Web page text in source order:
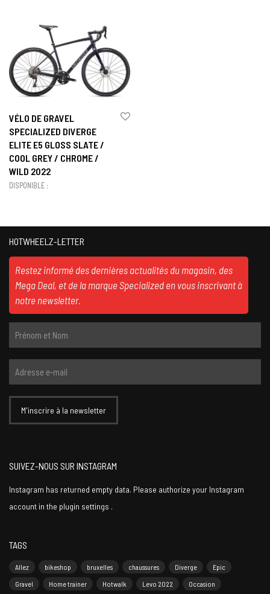
VÉLO DE GRAVEL
SPECIALIZED DIVERGE
ELITE E5 GLOSS SLATE /
COOL GREY / CHROME /
WILD 2022
DISPONIBLE :
HOTWHEELZ-LETTER
Restez informé des dernières actualités du magasin, des
Mega Deal, et de la marque Specialized en vous inscrivant à
notre newsletter.
SUIVEZ-NOUS SUR INSTAGRAM
Instagram has returned empty data. Please authorize your Instagram
account in the plugin settings .
TAGS
Allez bikeshop bruxelles chaussures Diverge
Epic
Gravel
Home trainer Hotwalk Levo 2022 Occasion